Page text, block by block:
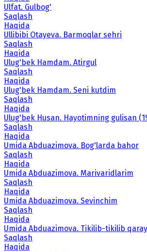
Ulfat. Gulbog'
Saqlash
Haqida
Ullibibi Otayeva. Barmoqlar sehri
Saqlash
Haqida
Ulug'bek Hamdam. Atirgul
Saqlash
Haqida
Ulug'bek Hamdam. Seni kutdim
Saqlash
Haqida
Ulug'bek Husan. Hayotimning gulisan
Saqlash
Haqida
Umida Abduazimova. Bog'larda bahor
Saqlash
Haqida
Umida Abduazimova. Marivaridlarim
Saqlash
Haqida
Umida Abduazimova. Sevinchim
Saqlash
Haqida
Umida Abduazimova. Tikilib-tikilib
Saqlash
Haqida